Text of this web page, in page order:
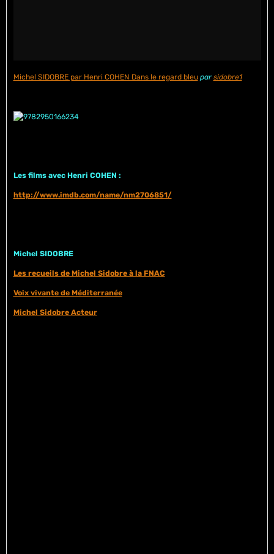
Michel SIDOBRE par Henri COHEN Dans le regard bleu par sidobre1
Les films avec Henri COHEN :
http://www.imdb.com/name/nm2706851/
Michel SIDOBRE
Les recueils de Michel Sidobre à la FNAC
Voix vivante de Méditerranée
Michel Sidobre Acteur